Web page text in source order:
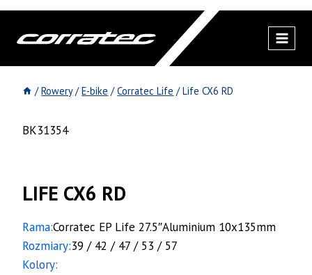
Przejdź
treści
/ Rowery / E-bike / Corratec Life / Life CX6 RD
BK31354
LIFE CX6 RD
Rama:Corratec EP Life 27.5″Aluminium 10x135mm
Rozmiary:39 / 42 / 47 / 53 / 57
Kolory: